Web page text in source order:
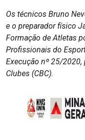
Os técnicos Bruno
e o preparador físico
Formação de Atletas
Profissionais do
Execução nº 25/
Clubes (CBC).